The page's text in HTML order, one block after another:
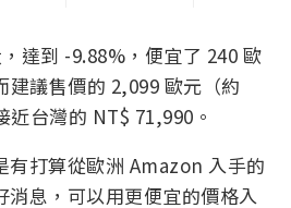
達到 -9.88%，便宜了 240 歐
建議售價的 2,099 歐元（約
台灣的 NT$ 71,990。
有打算從歐洲 Amazon 入手的
消息，可以用更便宜的價格入